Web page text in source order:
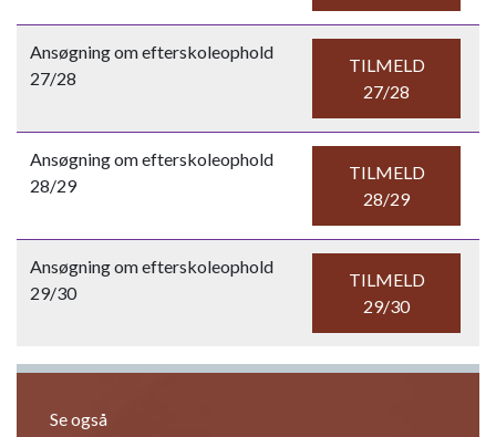
Ansøgning om efterskoleophold
27/28
TILMELD
27/28
Ansøgning om efterskoleophold
28/29
TILMELD
28/29
Ansøgning om efterskoleophold
29/30
TILMELD
29/30
Se også